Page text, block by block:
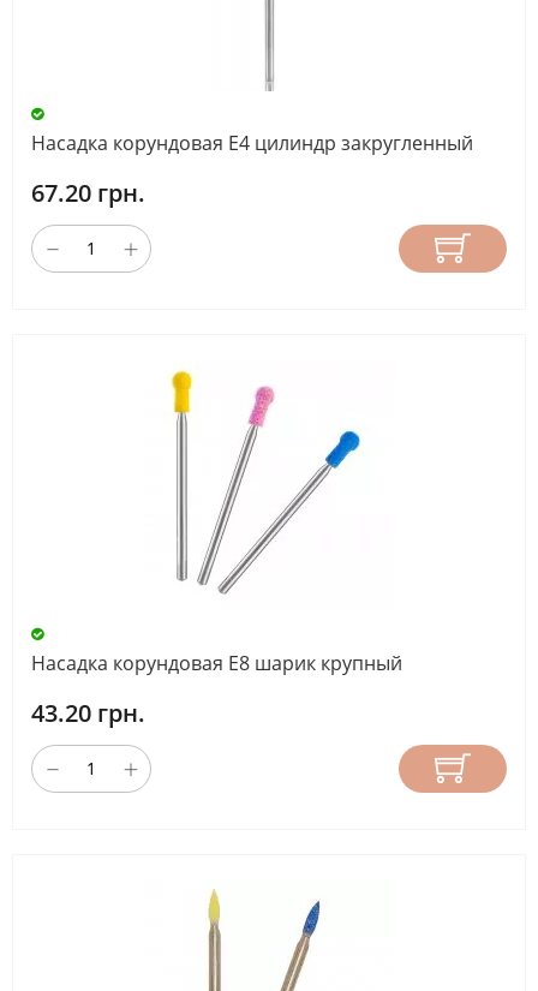
Насадка корундовая Е4 цилиндр закругленный
67.20 грн.
Насадка корундовая Е8 шарик крупный
43.20 грн.